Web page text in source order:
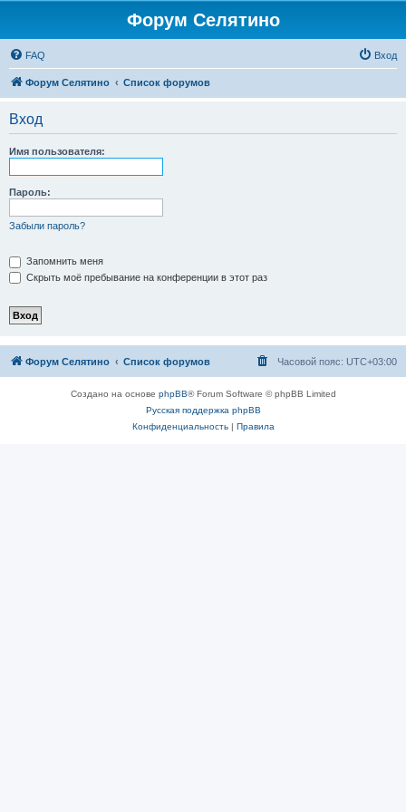
Форум Селятино
FAQ Вход
Форум Селятино Список форумов
Вход
Имя пользователя:
Пароль:
Забыли пароль?
Запомнить меня
Скрыть моё пребывание на конференции в этот раз
Форум Селятино Список форумов Часовой пояс: UTC+03:00
Создано на основе phpBB® Forum Software © phpBB Limited
Русская поддержка phpBB
Конфиденциальность| Правила